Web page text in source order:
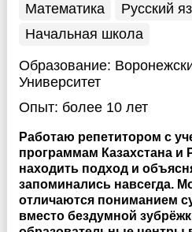
Математика
Русский
Начальная школа
Образование:
Университет
Опыт: более 10 лет
Работаю репетитором с
программам Казахстана и
находить подход и
запоминались навсегда.
отличаются пониманием
вместо бездумной